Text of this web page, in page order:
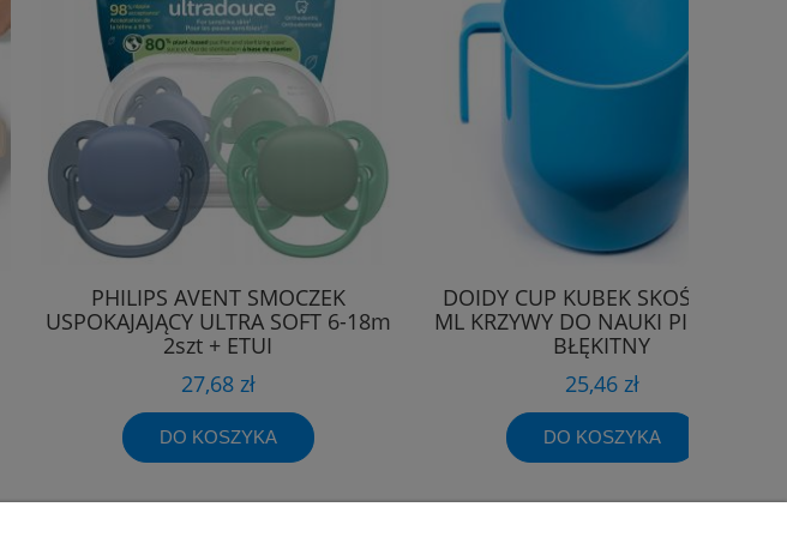
PHILIPS AVENT SMOCZEK
USPOKAJAJĄCY ULTRA SOFT 6-18m
2szt + ETUI
27,68 zł
DO KOSZYKA
DOIDY CUP KUBEK SKOŚNY 200
ML KRZYWY DO NAUKI PICIA 3M+
BŁĘKITNY
25,46 zł
DO KOSZYKA